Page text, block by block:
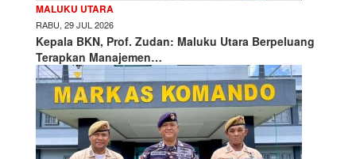
MALUKU UTARA
RABU, 29 JUL 2026
Kepala BKN, Prof. Zudan: Maluku Utara Berpeluang
Terapkan Manajemen…